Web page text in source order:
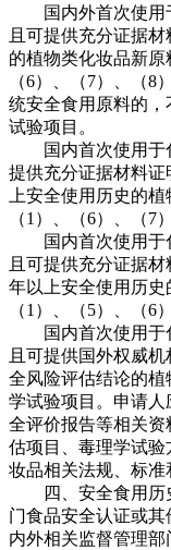
国内外首次使用于
且可提供充分证据
的植物类化妆品新原
（6）、（7）、（
统安全食用原料的，
试验项目。
国内首次使用于
提供充分证据材料
上安全使用历史的
（1）、（6）、（7
国内首次使用于化
且可提供充分证据
年以上安全使用历
（1）、（5）、（6
国内首次使用于化
且可提供国外权威
全风险评估结论的
学试验项目。申请
全评价报告等相关
估项目、毒理学试
妆品相关法规、标准
四、安全食用历
门食品安全认证或
内外相关监督管理